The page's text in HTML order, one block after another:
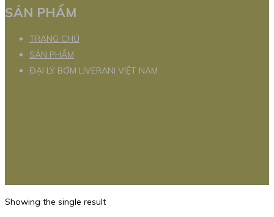
SẢN PHẨM
TRANG CHỦ
SẢN PHẨM
ĐẠI LÝ BƠM LIVERANI VIỆT NAM
Showing the single result